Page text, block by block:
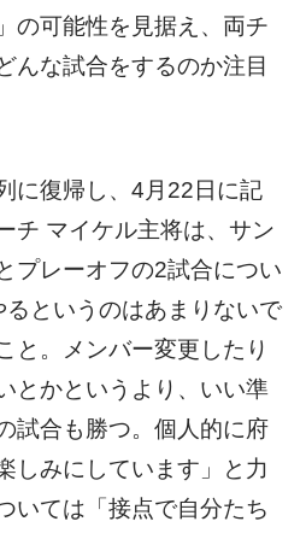
の可能性を見据え、両チ
んな試合をするのか注目
に復帰し、4月22日に記
チ マイケル主将は、サン
プレーオフの2試合につい
というのはあまりないで
と。メンバー変更したり
とかというより、いい準
試合も勝つ。個人的に府
しみにしています」と力
いては「接点で自分たち